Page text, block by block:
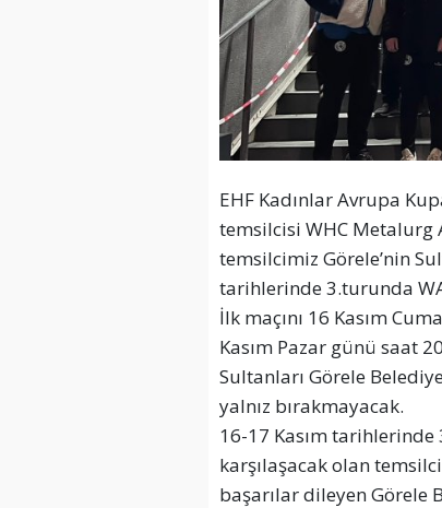
EHF Kadınlar Avrupa
temsilcisi WHC Metalurg
temsilcimiz Görele’nin
tarihlerinde 3.turunda
İlk maçını 16 Kasım
Kasım Pazar günü saat
Sultanları Görele
yalnız bırakmayacak.
16-17 Kasım
karşılaşacak olan
başarılar dileyen Görele